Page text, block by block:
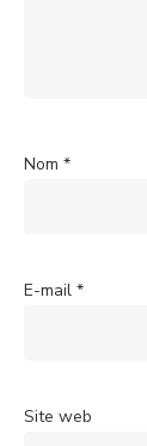
Nom *
E-mail *
Site web